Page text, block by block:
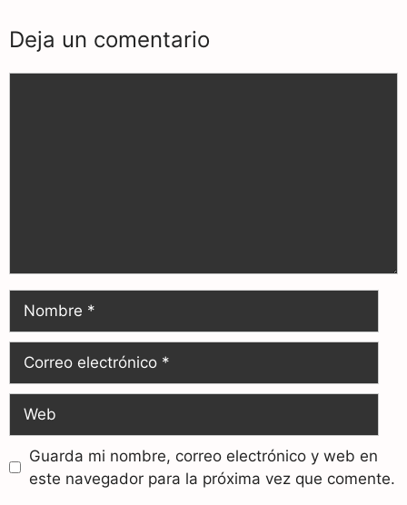
Deja un comentario
Guarda mi nombre, correo electrónico y web en
este navegador para la próxima vez que comente.